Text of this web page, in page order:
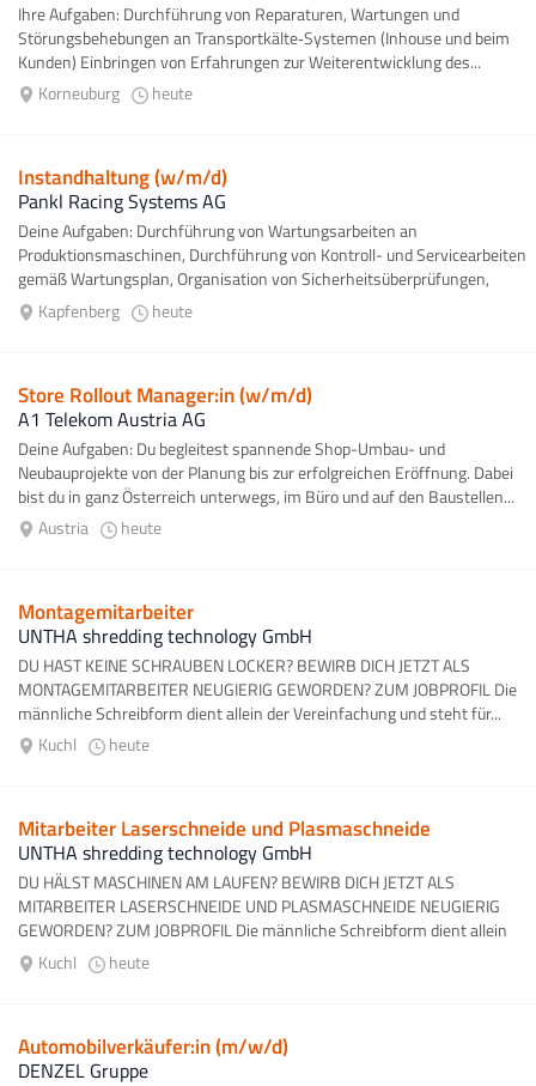
Ihre Aufgaben: Durchführung von Reparaturen, Wartungen und
Störungsbehebungen an Transportkälte‑Systemen (Inhouse und beim
Kunden) Einbringen von Erfahrungen zur Weiterentwicklung des...
Korneuburg
heute
Instandhaltung (w/m/d)
Pankl Racing Systems AG
Deine Aufgaben: Durchführung von Wartungsarbeiten an
Produktionsmaschinen, Durchführung von Kontroll- und Servicearbeiten
gemäß Wartungsplan, Organisation von Sicherheitsüberprüfungen,
Störungsbehebung und...
Kapfenberg heute
Store Rollout Manager:in (w/m/d)
A1 Telekom Austria AG
Deine Aufgaben: Du begleitest spannende Shop-Umbau- und
Neubauprojekte von der Planung bis zur erfolgreichen Eröffnung. Dabei
bist du in ganz Österreich unterwegs, im Büro und auf den Baustellen...
Austria
heute
Montagemitarbeiter
UNTHA shredding technology GmbH
DU HAST KEINE SCHRAUBEN LOCKER? BEWIRB DICH JETZT ALS
MONTAGEMITARBEITER NEUGIERIG GEWORDEN? ZUM JOBPROFIL Die
männliche Schreibform dient allein der Vereinfachung und steht für...
Kuchl
heute
Mitarbeiter Laserschneide und Plasmaschneide
UNTHA shredding technology GmbH
DU HÄLST MASCHINEN AM LAUFEN? BEWIRB DICH JETZT ALS
MITARBEITER LASERSCHNEIDE UND PLASMASCHNEIDE NEUGIERIG
GEWORDEN? ZUM JOBPROFIL Die männliche Schreibform dient allein
der...Kuchl heute
Automobilverkäufer:in (m/w/d)
DENZEL Gruppe